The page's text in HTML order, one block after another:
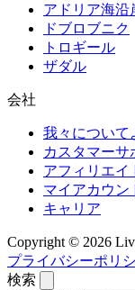
アドリア海沿
ドブロブニク
トロギール
ザダル
会社
我々について
カスタマーサ
アフィリエイ
マイアカウン
キャリア
Copyright © 2026
プライバシーポリ
検索